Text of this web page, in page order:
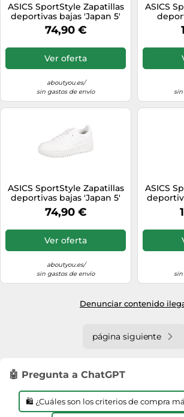
ASICS SportStyle Zapatillas
deportivas bajas 'Japan 5'
blanco 40 blanco
74,90 €
Ver oferta
aboutyou.es/
sin gastos de envío
ASICS
sin
ASICS SportStyle Zapatillas
deportivas bajas 'Japan 5'
blanco 41,5 blanco
74,90 €
Ver oferta
aboutyou.es/
sin gastos de envío
ASICS
2.0'
sin
Denunciar contenido
página siguiente
🤖 Pregunta a ChatGPT
🛍️ ¿Cuáles son los criterios de compra